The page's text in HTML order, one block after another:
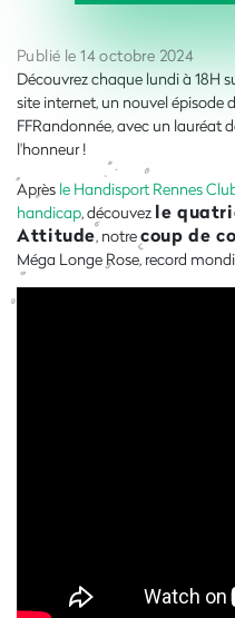
Publié le 14 octobre 2024
Découvrez chaque lundi à 18H
site internet, un nouvel épisode
FFRandonnée, avec un lauréat
l'honneur !
Après le Handisport Rennes
handicap, découvez le
Attitude, notrecoup de
Méga Longe Rose, record